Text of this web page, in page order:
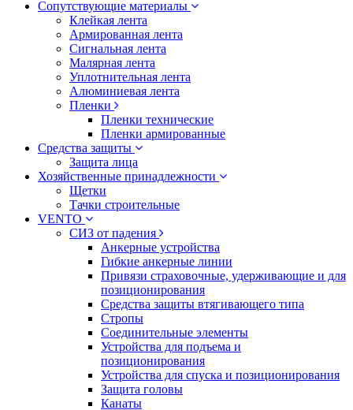
Сопутствующие материалы
Клейкая лента
Армированная лента
Сигнальная лента
Малярная лента
Уплотнительная лента
Алюминиевая лента
Пленки
Пленки технические
Пленки армированные
Средства защиты
Защита лица
Хозяйственные принадлежности
Щетки
Тачки строительные
VENTO
СИЗ от падения
Анкерные устройства
Гибкие анкерные линии
Привязи страховочные, удерживающие и для
позиционирования
Средства защиты втягивающего типа
Стропы
Соединительные элементы
Устройства для подъема и
позиционирования
Устройства для спуска и позиционирования
Защита головы
Канаты